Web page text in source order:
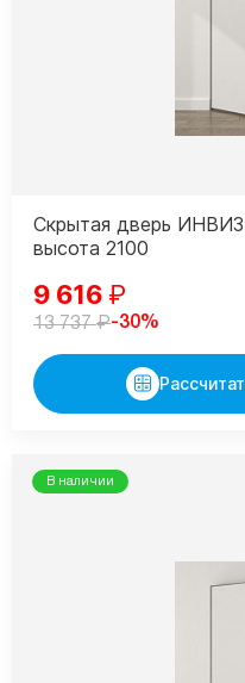
Скрытая дверь
высота 2100
9 616 ₽
13 737₽-30%
В наличии